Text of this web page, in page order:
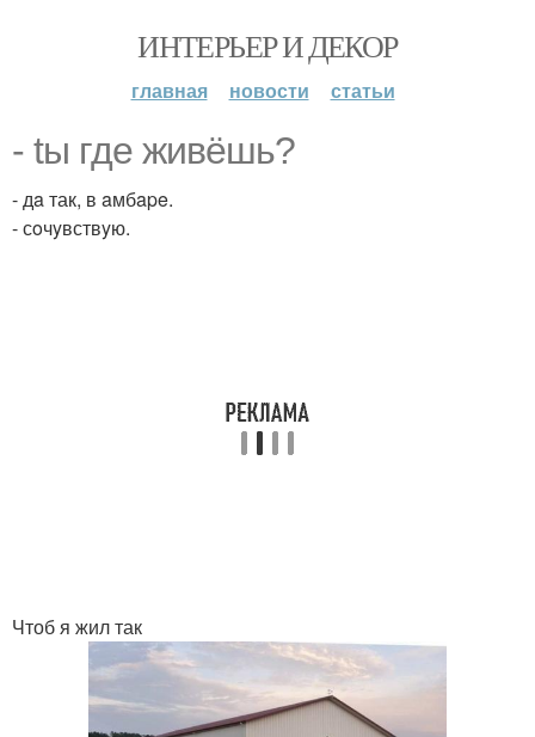
ИНТЕРЬЕР И ДЕКОР
главная новости статьи
- tы гдe живёшь?
- дa так, в aмбape.
- сoчyвствyю.
Чтоб я жил так